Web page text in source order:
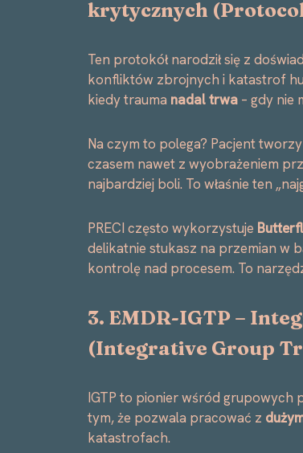
krytycznych (
Ten protokół narodził się z
konfliktów zbrojnych i katastrof
kiedy trauma nadal trwa– gdy nie
Na czym to polega? Pacjent tworzy
czasem nawet z wyobrażeniem
najbardziej boli. To właśnie ten
PRECI często wykorzystuje
delikatnie stukasz na przemian w
kontrolę nad procesem. To
3. EMDR-IGTP –
(Integrative Group
IGTP to pionier wśród grupowych
tym, że pozwala pracować z
katastrofach.